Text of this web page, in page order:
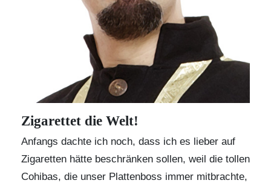
Zigarettet die Welt!
Anfangs dachte ich noch, dass ich es lieber auf
Zigaretten hätte beschränken sollen, weil die tollen
Cohibas, die unser Plattenboss immer mitbrachte,